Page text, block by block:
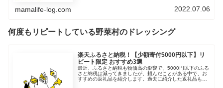
mamalife-log.com 2022.07.06
何度もリピートしている野菜村のドレッシング
楽天ふるさと納税！【少額寄付5000円以下】リ
ピート限定 おすすめ3選
最近、ふるさと納税も物価高の影響で、5000円以下のふる
さと納税は減ってきましたが、頼んだことがある中で、お
すすめの返礼品を紹介します。過去に紹介した返礼品もあ